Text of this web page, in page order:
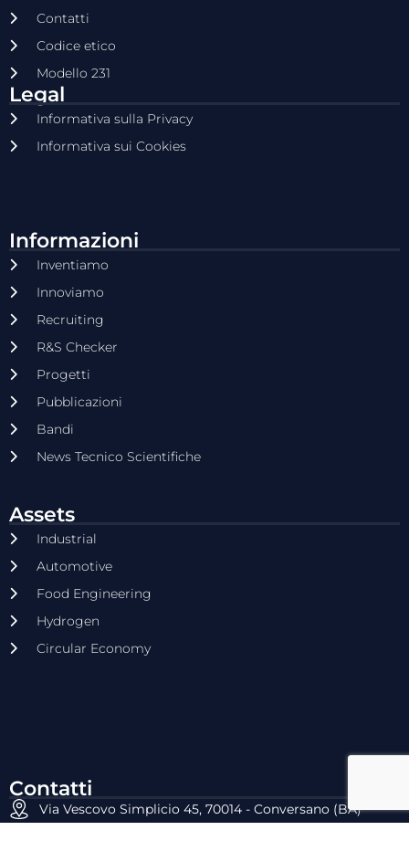
Contatti
Codice etico
Modello 231
Legal
Informativa sulla Privacy
Informativa sui Cookies
Informazioni
Inventiamo
Innoviamo
Recruiting
R&S Checker
Progetti
Pubblicazioni
Bandi
News Tecnico Scientifiche
Assets
Industrial
Automotive
Food Engineering
Hydrogen
Circular Economy
Contatti
Via Vescovo Simplicio 45, 70014 - Conversano (BA)